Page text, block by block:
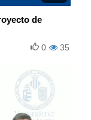
de
35
0